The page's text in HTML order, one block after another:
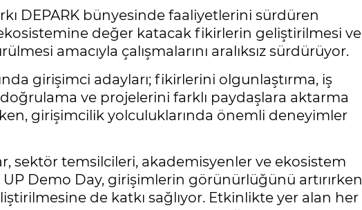
DEPARK bünyesinde faaliyetlerini sürdüren
değer katacak fikirlerin geliştirilmesi ve
amacıyla çalışmalarını aralıksız sürdürüyor.
girişimci adayları; fikirlerini olgunlaştırma, iş
ve projelerini farklı paydaşlara aktarma
girişimcilik yolculuklarında önemli deneyimler
sektör temsilcileri, akademisyenler ve ekosistem
Demo Day, girişimlerin görünürlüğünü artırırken
de katkı sağlıyor. Etkinlikte yer alan her